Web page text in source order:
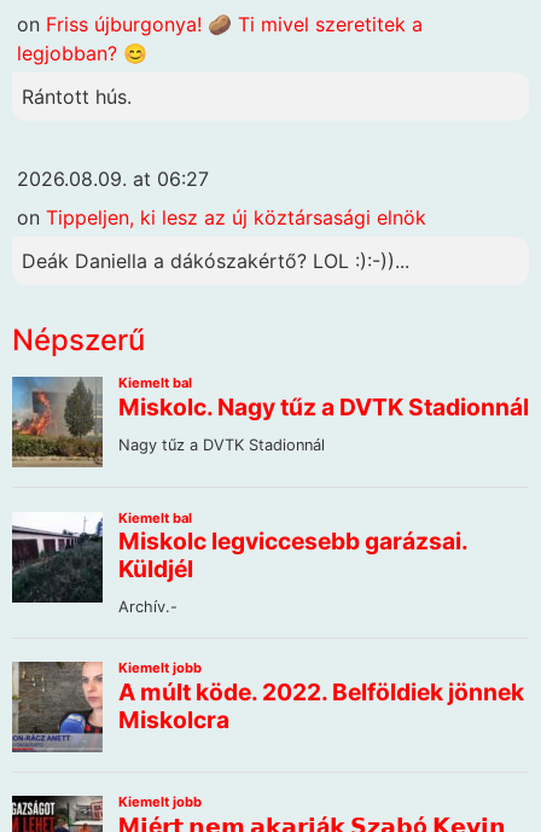
on Friss újburgonya! 🥔 Ti mivel szeretitek a
legjobban? 😊
Rántott hús.
2026.08.09. at 06:27
on Tippeljen, ki lesz az új köztársasági elnök
Deák Daniella a dákószakértő? LOL :):-))...
Népszerű